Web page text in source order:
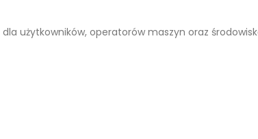
dla użytkowników, operatorów maszyn oraz